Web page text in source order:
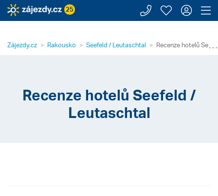
25 Zavolejte
Moje
⋯
Zájezdy.cz Rakousko Seefeld / Leutaschtal Recenze hotelů
Recenze hotelů Seefeld /
Leutaschtal